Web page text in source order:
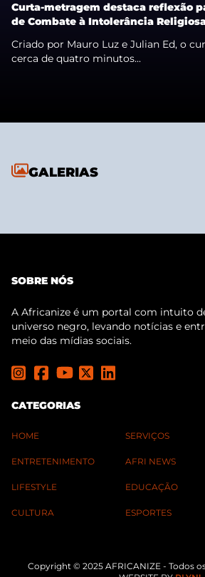
Curta-metragem destaca reflexão
de Combate à Intolerância
Criado por Mauro Luz e Julian Ed, o
cerca de quatro minutos...
GALERIAS
SOBRE NÓS
A Africanize é um portal com intuito
universo negro, levando notícias e
meio das mídias sociais.
CATEGORIAS
HOME
ENTRETENIMENTO
LIFESTYLE
CULTURA
SERVIÇOS
AFRI NEWS
EDUCAÇÃO
ESPORTES
Copyright © 2025 AFRICANIZE - Todos